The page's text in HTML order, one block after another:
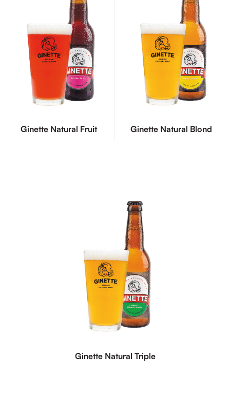
Ginette Natural Fruit Ginette Natural Blond
Ginette Natural Triple